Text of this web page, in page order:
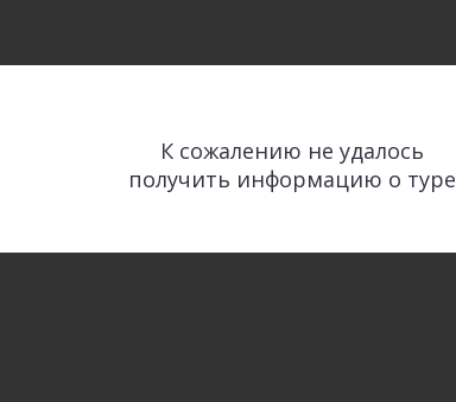
К сожалению не удалось
получить информацию о туре